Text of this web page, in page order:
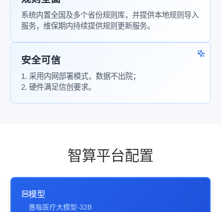
系统内置全国及多个省份规则库，并提供本地规则导入
服务，维保期内持续提供规则更新服务。
安全可信
1. 采用内网部署模式，数据不出院；
2. 硬件满足信创要求。
智算平台配置
模型
惠每医疗大模型-32B